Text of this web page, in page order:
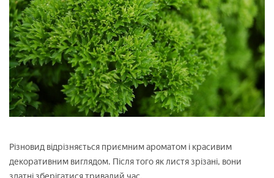
Різновид відрізняється приємним ароматом і красивим
декоративним виглядом. Після того як листя зрізані, вони